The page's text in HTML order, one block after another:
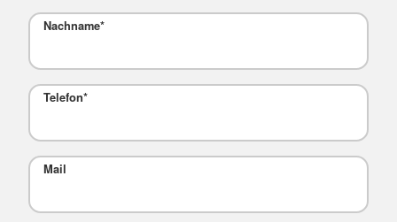
Nachname*
Telefon*
Mail